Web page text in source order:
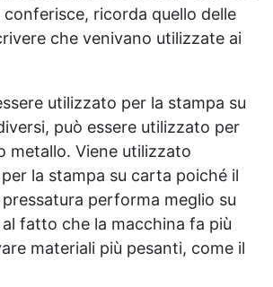
ricorda quello delle
che venivano utilizzate ai
utilizzato per la stampa su
può essere utilizzato per
metallo. Viene utilizzato
la stampa su carta poiché il
performa meglio su
fatto che la macchina fa più
materiali più pesanti, come il